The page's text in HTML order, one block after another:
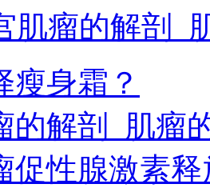
肌瘤的解剖_
瘦身霜？
的解剖_肌瘤
促性腺激素释